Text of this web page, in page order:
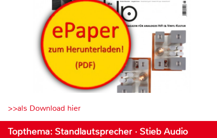
>>als Download hier
Topthema: Standlautsprecher · Stieb Audio